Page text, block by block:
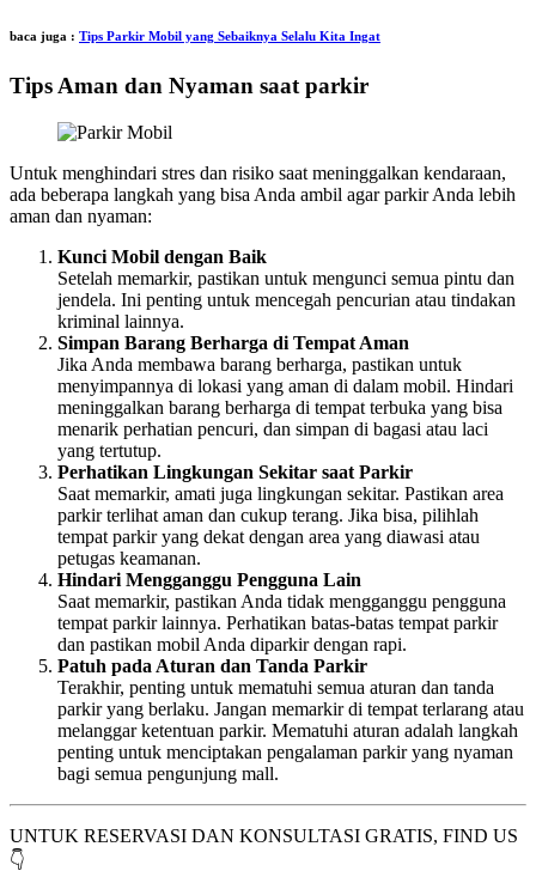
baca juga : Tips Parkir Mobil yang Sebaiknya Selalu Kita Ingat
Tips Aman dan Nyaman saat parkir
Untuk menghindari stres dan risiko saat meninggalkan kendaraan,
ada beberapa langkah yang bisa Anda ambil agar parkir Anda lebih
aman dan nyaman:
Kunci Mobil dengan Baik
Setelah memarkir, pastikan untuk mengunci semua pintu dan
jendela. Ini penting untuk mencegah pencurian atau tindakan
kriminal lainnya.
Simpan Barang Berharga di Tempat Aman
Jika Anda membawa barang berharga, pastikan untuk
menyimpannya di lokasi yang aman di dalam mobil. Hindari
meninggalkan barang berharga di tempat terbuka yang bisa
menarik perhatian pencuri, dan simpan di bagasi atau laci
yang tertutup.
Perhatikan Lingkungan Sekitar saat Parkir
Saat memarkir, amati juga lingkungan sekitar. Pastikan area
parkir terlihat aman dan cukup terang. Jika bisa, pilihlah
tempat parkir yang dekat dengan area yang diawasi atau
petugas keamanan.
Hindari Mengganggu Pengguna Lain
Saat memarkir, pastikan Anda tidak mengganggu pengguna
tempat parkir lainnya. Perhatikan batas-batas tempat parkir
dan pastikan mobil Anda diparkir dengan rapi.
Patuh pada Aturan dan Tanda Parkir
Terakhir, penting untuk mematuhi semua aturan dan tanda
parkir yang berlaku. Jangan memarkir di tempat terlarang atau
melanggar ketentuan parkir. Mematuhi aturan adalah langkah
penting untuk menciptakan pengalaman parkir yang nyaman
bagi semua pengunjung mall.
UNTUK RESERVASI DAN KONSULTASI GRATIS, FIND US
👇